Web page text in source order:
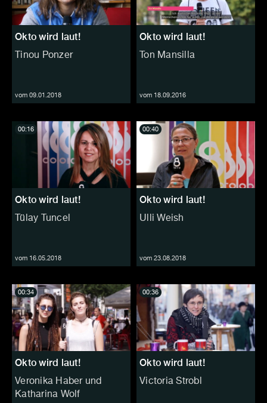
Okto wird laut!
Tinou Ponzer
vom 09.01.2018
Okto wird laut!
Ton Mansilla
vom 18.09.2016
Okto wird laut!
Tülay Tuncel
vom 16.05.2018
00:16
Okto wird laut!
Ulli Weish
vom 23.08.2018
00:40
Okto wird laut!
Veronika Haber und
Katharina Wolf
00:34
Okto wird laut!
Victoria Strobl
00:36